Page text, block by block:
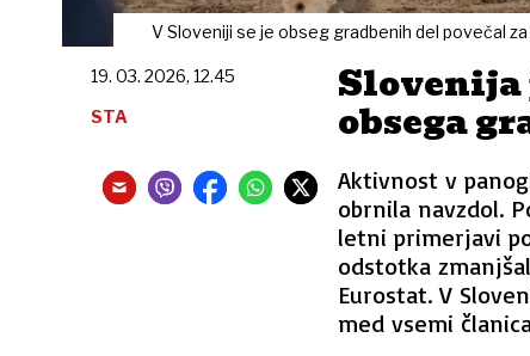
V Sloveniji se je obseg gradbenih del povečal
Slovenija
obsega
Aktivnost v
obrnila navzdol.
letni primerjavi
odstotka
Eurostat. V
med vsemi
19. 03. 2026, 12.45
STA